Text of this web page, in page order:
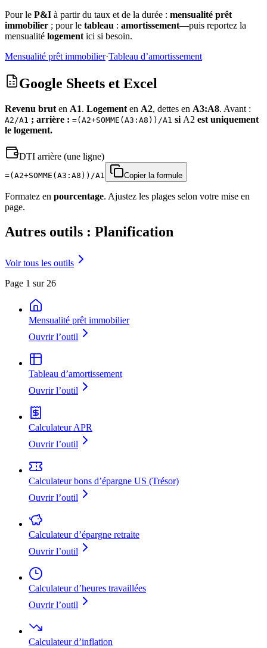
Pour le P&I à partir du taux et de la durée : mensualité prêt
immobilier ; pour le tableau : amortissement—puis reportez la
mensualité logement ici si besoin.
Mensualité prêt immobilier·Tableau d’amortissement
Google Sheets et Excel
Revenu brut en A1. Logement en A2, dettes en A3:A8. Avant :
A2/A1 ; arrière : =(A2+SOMME(A3:A8))/A1 si A2 est uniquement
le logement.
DTI arrière (une ligne)
=(A2+SOMME(A3:A8))/A1 Copier la formule
Formatez en pourcentage. Ajustez les plages selon votre mise en
page.
Autres outils : Planification
Voir tous les outils
Page 1 sur 26
Mensualité prêt immobilier
Ouvrir l’outil
Tableau d’amortissement
Ouvrir l’outil
Calculateur APR
Ouvrir l’outil
Calculateur bons d’épargne US (Trésor)
Ouvrir l’outil
Calculateur d’épargne retraite
Ouvrir l’outil
Calculateur d’heures travaillées
Ouvrir l’outil
Calculateur d’inflation